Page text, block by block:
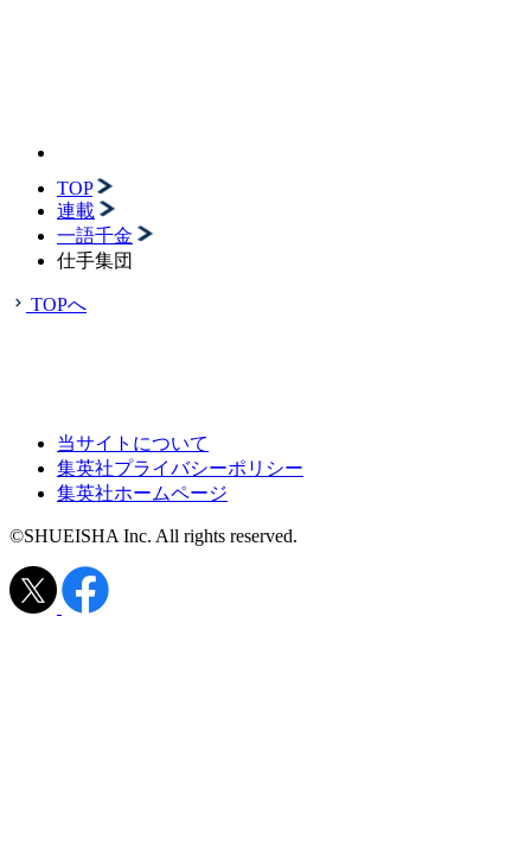
TOP
連載
一語千金
仕手集団
TOPへ
当サイトについて
集英社プライバシーポリシー
集英社ホームページ
©SHUEISHA Inc. All rights reserved.